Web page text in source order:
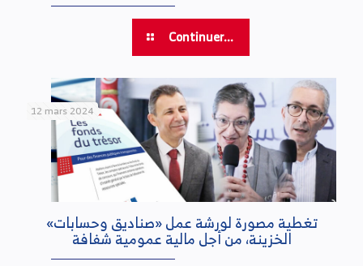
Continuer...
12 mars 2024
«تغطية مصورة لورشة عمل «صناديق وحسابات
الخزينة، من أجل مالية عمومية شفافة